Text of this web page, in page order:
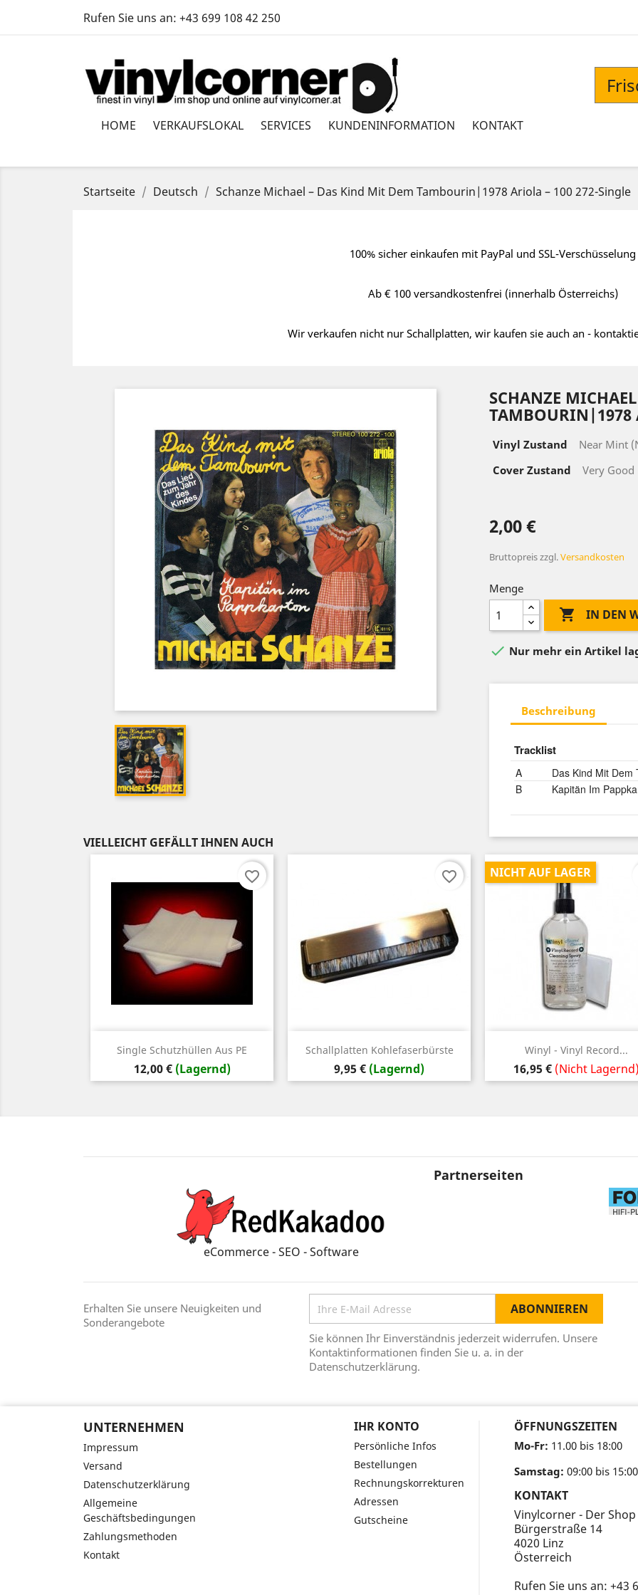
Rufen Sie uns an: +43 699 108 42 250
HOME VERKAUFSLOKAL SERVICES KUNDENINFORMATION KONTAKT
Startseite Deutsch Schanze Michael ‎– Das Kind Mit Dem Tambourin|1978 Ariola ‎– 100 272-Single
100% sicher einkaufen mit PayPal und SSL-Verschüsselung
Ab € 100 versandkostenfrei (innerhalb Österreichs)
Wir verkaufen nicht nur Schallplatten, wir kaufen sie auch an -
SCHANZE
TAMBOURIN|1978
Vinyl Zustand
Near Mint
Cover Zustand
Very Good
2,00 €
Bruttopreiszzgl.Versandkosten
Menge
 IN DEN
 Nur mehr ein Artikel
Beschreibung
Tracklist
A
Das Kind Mit Dem
B
Kapitän Im
VIELLEICHT GEFÄLLT IHNEN AUCH
Single Schutzhüllen Aus PE
Preis
12,00 € (Lagernd)
Vorschau
favorite_border
Schallplatten Kohlefaserbürste
Preis
9,95 € (Lagernd)
Vorschau
favorite_border
Winyl - Vinyl Record...
Preis
16,95 € (Nicht
NICHT AUF LAGER
 Vorschau
Partnerseiten
eCommerce - SEO - Software
Erhalten Sie unsere Neuigkeiten und
Sonderangebote
Sie können Ihr Einverständnis jederzeit widerrufen. Unsere
Kontaktinformationen finden Sie u. a. in der
Datenschutzerklärung.
UNTERNEHMEN
Impressum
Versand
Datenschutzerklärung
Allgemeine
Geschäftsbedingungen
Zahlungsmethoden
Kontakt
IHR KONTO
Persönliche Infos
Bestellungen
Rechnungskorrekturen
Adressen
Gutscheine
ÖFFNUNGSZEITEN
Mo-Fr: 11.00 bis 18:00
Samstag: 09:00 bis 15:00
KONTAKT
Vinylcorner - Der
Bürgerstraße 14
4020 Linz
Österreich
Rufen Sie uns an: +43